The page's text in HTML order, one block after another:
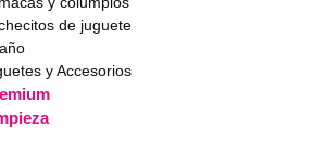
de juguete
y Accesorios